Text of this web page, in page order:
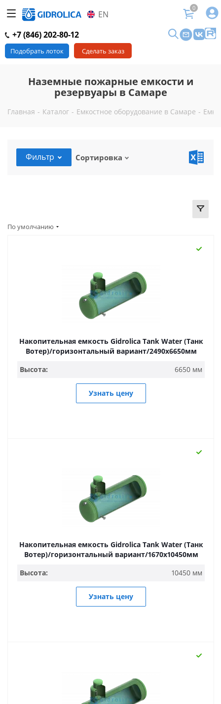
EN
0
+7 (846) 202-80-12
Подобрать лоток Сделать заказ
Наземные пожарные емкости и
резервуары в Самаре
Главная - Каталог - Емкостное оборудование в Самаре -
Фильтр Сортировка
По умолчанию
Накопительная емкость Gidrolica Tank Water (Танк
Вотер)/горизонтальный вариант/2490х6650мм
Высота:
6650 мм
Узнать цену
Накопительная емкость Gidrolica Tank Water (Танк
Вотер)/горизонтальный вариант/1670х10450мм
Высота:
10450 мм
Узнать цену